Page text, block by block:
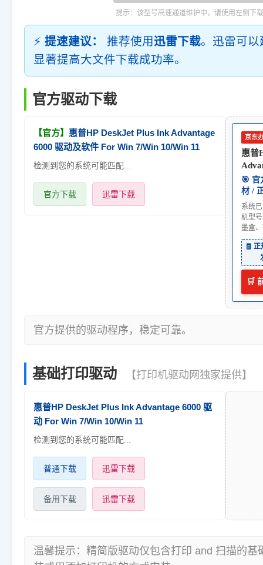
提示：该型号高速通道维护中，请使用左侧下载
⚡ 提速建议： 推荐使用迅雷下载。迅雷可
显著提高大文件下载成功率。
官方驱动下载
【官方】 惠普HP DeskJet Plus Ink Advantage
6000 驱动及软件 For Win 7/Win 10/Win 11
检测到您的系统可能匹配...
官方下载 迅雷下载
京东
惠普
🎯 官
材 /
系统
机型
墨盒
🧾
🛒
官方提供的驱动程序，稳定可靠。
基础打印驱动 【打印机驱动网独家提供】
惠普HP DeskJet Plus Ink Advantage 6000 驱
动 For Win 7/Win 10/Win 11
检测到您的系统可能匹配...
普通下载 迅雷下载
备用下载 迅雷下载
温馨提示：精简版驱动仅包含打印 and 扫描的基